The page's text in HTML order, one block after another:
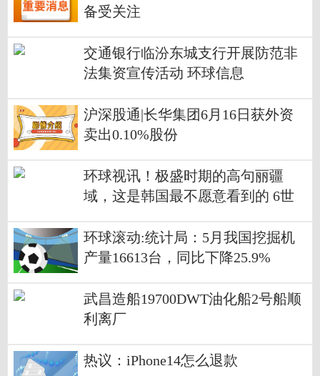
备受关注
交通银行临汾东城支行开展防范非
法集资宣传活动 环球信息
沪深股通|长华集团6月16日获外资
卖出0.10%股份
环球视讯！极盛时期的高句丽疆
域，这是韩国最不愿意看到的 6世
环球滚动:统计局：5月我国挖掘机
产量16613台，同比下降25.9%
武昌造船19700DWT油化船2号船顺
利离厂
热议：iPhone14怎么退款